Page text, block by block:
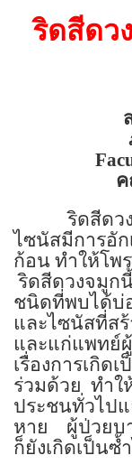
ริดสีดว
ริดสีดว
ไซนัสมีการอั
ก้อน ทำให้โพ
ริดสีดวงจมูก
ชนิดที่พบได้บ่
และไซนัสที่ส
และแก่แพทย์
เรื่องการเกิด
ร่วมด้วย ทำใ
ประชนทั่วไป
หาย
ผู้ป่วยบ
ก็ยังเกิดเป็นซ้